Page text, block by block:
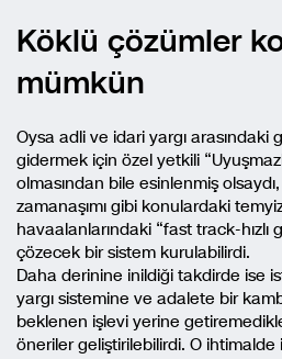
Köklü çözümler
mümkün
Oysa adli ve idari yargı arasındaki
gidermek için özel yetkili
olmasından bile esinlenmiş
zamanaşımı gibi konulardaki
havaalanlarındaki “fast track-hızlı
çözecek bir sistem kurulabilirdi.
Daha derinine inildiği takdirde ise
yargı sistemine ve adalete bir
beklenen işlevi yerine
öneriler geliştirilebilirdi. O